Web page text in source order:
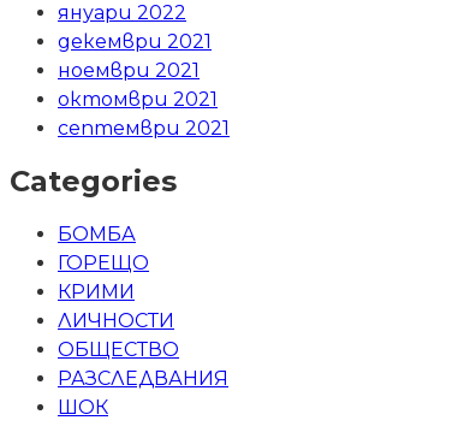
януари 2022
декември 2021
ноември 2021
октомври 2021
септември 2021
Categories
БОМБА
ГОРЕЩО
КРИМИ
ЛИЧНОСТИ
ОБЩЕСТВО
РАЗСЛЕДВАНИЯ
ШОК